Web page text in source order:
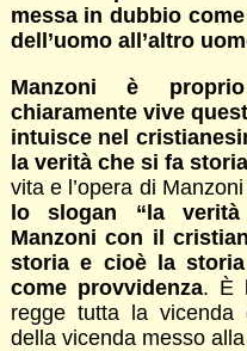
messa in dubbio
dell’uomo all’altro
Manzoni è
chiaramente vive
intuisce nel
la verità che si fa storia
vita e l’opera di
lo slogan “la
Manzoni con il
storia e cioè la
come provvidenza. È
regge tutta la vicenda
della vicenda messo